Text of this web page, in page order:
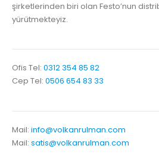
şirketlerinden biri olan Festo’nun
yürütmekteyiz.
Ofis Tel: 0312 354 85 82
Cep Tel: 0506 654 83 33
Mail: info@volkanrulman.com
Mail: satis@volkanrulman.com